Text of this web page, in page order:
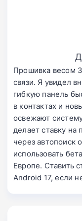
Прошивка весом
связи. Я увидел
гибкую панель
в контактах и
освежают
делает ставку на
через автопоиск
использовать
Европе. Ставить
Android 17, если